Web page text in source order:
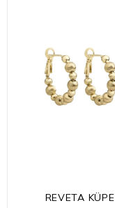
REVETA KÜPE